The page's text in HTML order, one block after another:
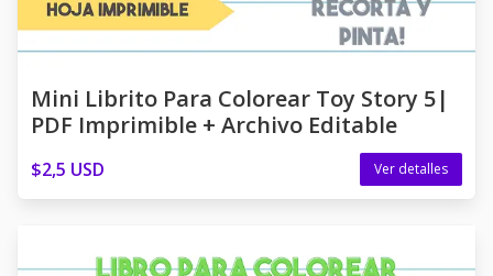
Mini Librito Para Colorear Toy Story 5|
PDF Imprimible + Archivo Editable
$2,5 USD Ver detalles